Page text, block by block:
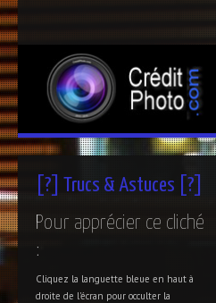
[?] Trucs & Astuces [?]
Pour apprécier ce cliché
:
Cliquez la languette bleue en haut à
droite de l'écran pour occulter la